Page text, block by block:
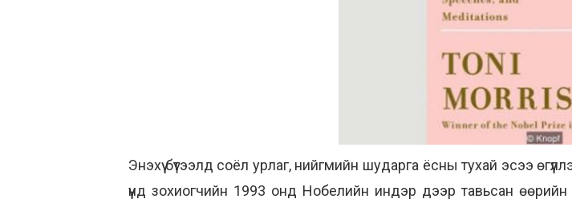
Энэхүү бүтээлд соёл урлаг, нийгмийн шударга ёсны тухай эсээ
үүнд зохиогчийн 1993 онд Нобелийн индэр дээр тавьсан